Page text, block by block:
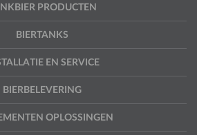
PRODUCTEN
BIERTANKS
EN SERVICE
BIERBELEVERING
OPLOSSINGEN